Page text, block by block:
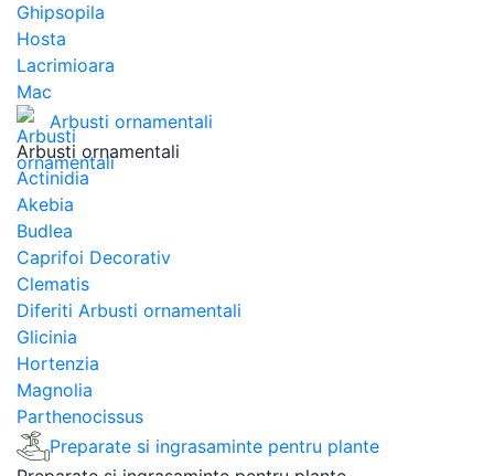
Ghipsopila
Hosta
Lacrimioara
Mac
Arbusti ornamentali
Arbusti ornamentali
Actinidia
Akebia
Budlea
Caprifoi Decorativ
Clematis
Diferiti Arbusti ornamentali
Glicinia
Hortenzia
Magnolia
Parthenocissus
Preparate si ingrasaminte pentru plante